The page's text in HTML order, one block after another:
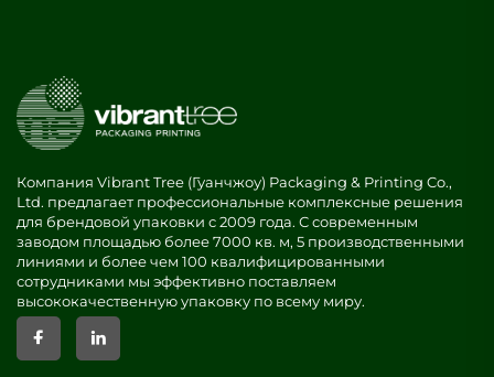
Компания Vibrant Tree (Гуанчжоу) Packaging & Printing Co.,
Ltd. предлагает профессиональные комплексные решения
для брендовой упаковки с 2009 года. С современным
заводом площадью более 7000 кв. м, 5 производственными
линиями и более чем 100 квалифицированными
сотрудниками мы эффективно поставляем
высококачественную упаковку по всему миру.